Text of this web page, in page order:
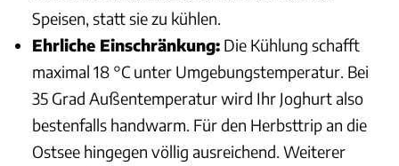
Speisen, statt sie zu kühlen.
Ehrliche Einschränkung: Die Kühlung schafft
maximal 18 °C unter Umgebungstemperatur. Bei
35 Grad Außentemperatur wird Ihr Joghurt also
bestenfalls handwarm. Für den Herbsttrip an die
Ostsee hingegen völlig ausreichend. Weiterer